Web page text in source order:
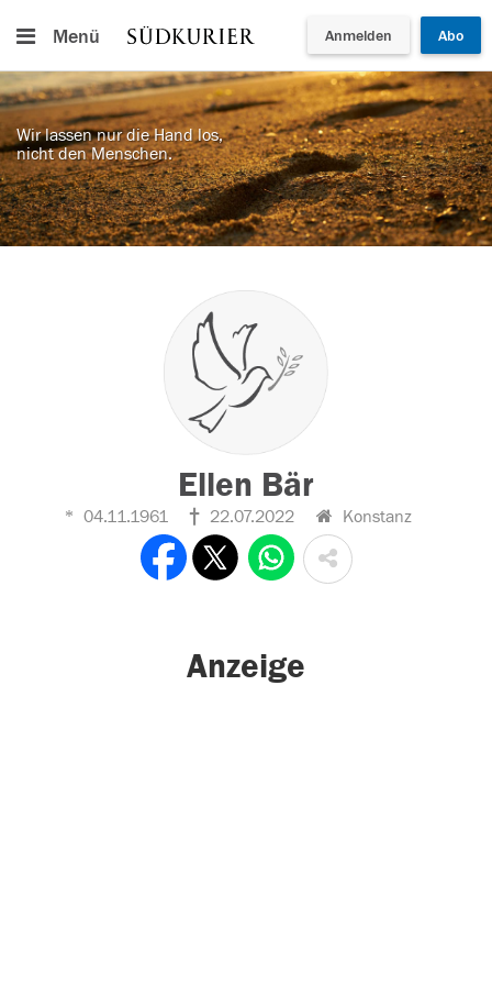
Menü Anmelden Abo
Wir lassen nur die Hand los,
nicht den Menschen.
Ellen Bär
04.11.1961 22.07.2022 Konstanz
Anzeige